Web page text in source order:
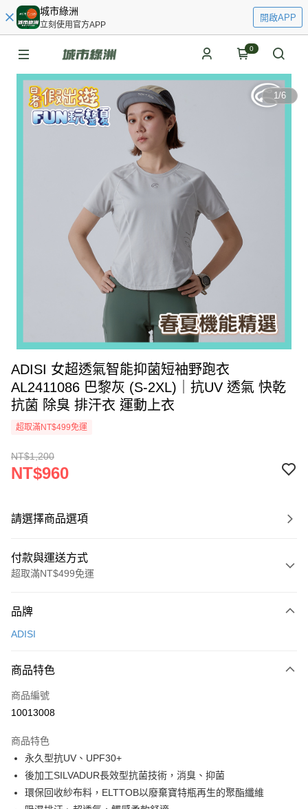
城市綠洲
立刻使用官方APP
開啟APP
0
1/6
ADISI 女超透氣智能抑菌短袖野跑衣
AL2411086 巴黎灰 (S-2XL)｜抗UV 透氣 快乾
抗菌 除臭 排汗衣 運動上衣
超取滿NT$499免運
NT$1,200
NT$960
請選擇商品選項
付款與運送方式
超取滿NT$499免運
信用卡一次付款
LINE Pay
Apple Pay
悠遊付
Google Pay
全盈+PAY
品牌
ADISI
商品特色
商品編號
10013008
商品特色
永久型抗UV、UPF30+
後加工SILVADUR長效型抗菌技術，消臭、抑菌
環保回收紗布料，ELTTOB以廢棄寶特瓶再生的聚酯纖維